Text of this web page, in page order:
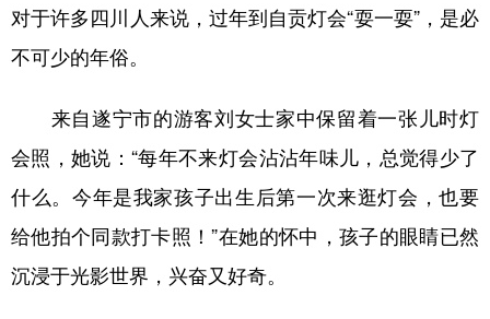
对于许多四川人来说，过年到自贡灯会“耍一耍”，是必
不可少的年俗。
来自遂宁市的游客刘女士家中保留着一张儿时灯
会照，她说：“每年不来灯会沾沾年味儿，总觉得少了
什么。今年是我家孩子出生后第一次来逛灯会，也要
给他拍个同款打卡照！”在她的怀中，孩子的眼睛已然
沉浸于光影世界，兴奋又好奇。